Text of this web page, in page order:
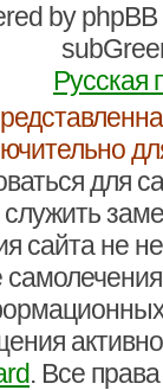
byphpBB
Русская
для
сайта не
. Все